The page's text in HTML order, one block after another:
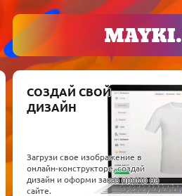
СОЗДАЙ СВОЙ
ДИЗАЙН
Загрузи свое изображение в
онлайн-конструкторе, создай
дизайн и оформи заказ прямо на
сайте.